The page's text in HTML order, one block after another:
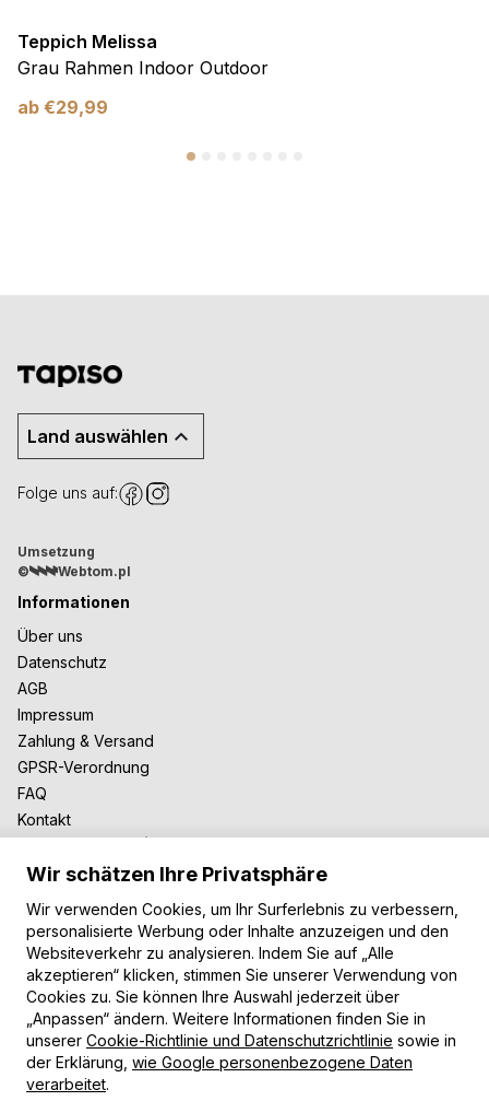
Teppich Melissa
Grau Rahmen Indoor Outdoor
ab €29,99
Land auswählen
Folge uns auf:
Umsetzung
©
Webtom.pl
Informationen
Über uns
Datenschutz
AGB
Impressum
Zahlung & Versand
GPSR-Verordnung
FAQ
Kontakt
Zusammenarbeit
Für Blogger
B2B-Zusammenarbeit
Unsere Teppiche
Moderne Teppiche
Vintage Teppiche
Shaggy Teppiche
Kinderteppiche
Zahlungsarten
Wir schätzen Ihre Privatsphäre
Wir verwenden Cookies, um Ihr Surferlebnis zu verbessern,
personalisierte Werbung oder Inhalte anzuzeigen und den
Websiteverkehr zu analysieren. Indem Sie auf „Alle
akzeptieren“ klicken, stimmen Sie unserer Verwendung von
Cookies zu. Sie können Ihre Auswahl jederzeit über
„Anpassen“ ändern. Weitere Informationen finden Sie in
unserer Cookie-Richtlinie und Datenschutzrichtlinie sowie in
der Erklärung, wie Google personenbezogene Daten
verarbeitet.